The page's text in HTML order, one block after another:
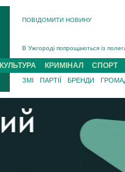
ПОВІДОМИТИ НОВИНУ
В Ужгороді попрощаються із
В Ужгороді 5 серпня
Підтвердили загибель
На війні з рф поліг військовий з
На Хустщині внаслідок ДТП за
Інструктора районного ТЦК на
КУЛЬТУРА КРИМІНАЛ СПОРТ
ЗМІ ПАРТІЇ БРЕНДИ